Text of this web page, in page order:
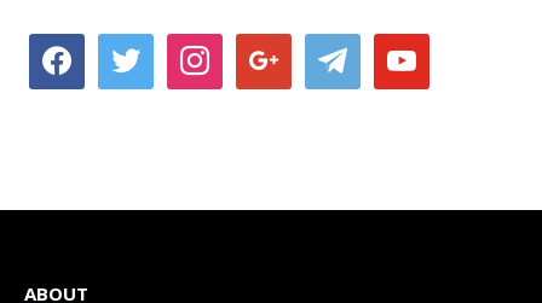
facebook twitter instagramgoogle telegram youtube
ABOUT